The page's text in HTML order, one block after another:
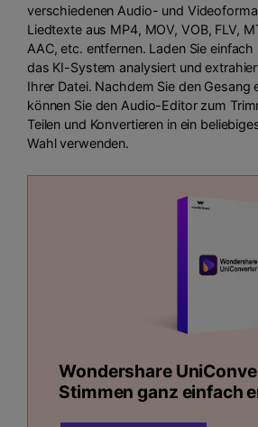
verschiedenen Audio- und
Liedtexte aus MP4, MOV, VOB, FLV,
AAC, etc. entfernen. Laden Sie
das KI-System analysiert und
Ihrer Datei. Nachdem Sie den Gesang
können Sie den Audio-Editor zum
Teilen und Konvertieren in ein
Wahl verwenden.
Wondershare
Stimmen ganz einfach